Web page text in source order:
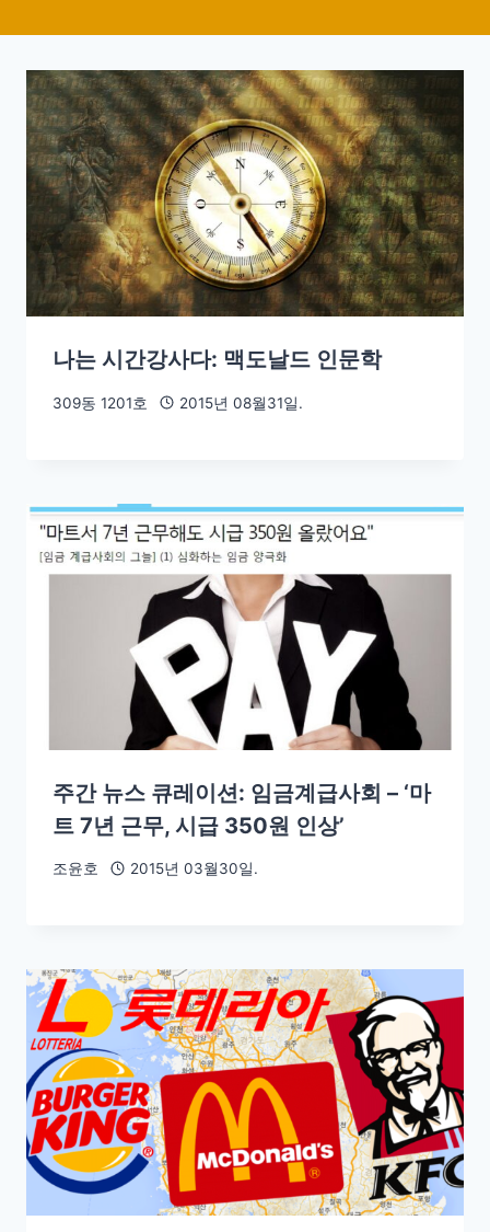
나는 시간강사다: 맥도날드 인문학
309동 1201호 2015년 08월31일.
주간 뉴스 큐레이션: 임금계급사회 – ‘마
트 7년 근무, 시급 350원 인상’
조윤호 2015년 03월30일.